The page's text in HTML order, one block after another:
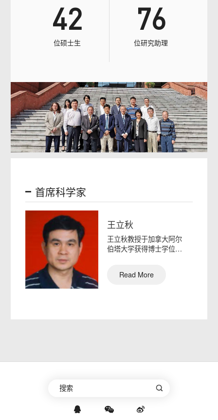
42
位硕士生
76
位研究助理
首席科学家
王立秋
王立秋教授于加拿大阿尔
伯塔大学获得博士学位，
Read More